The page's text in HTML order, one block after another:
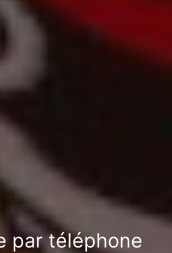
par téléphone